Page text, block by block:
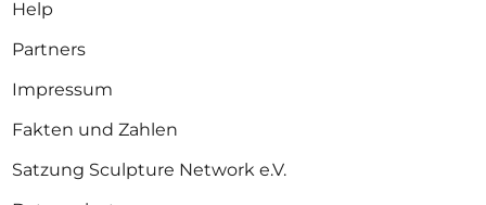
Help
Partners
Impressum
Fakten und Zahlen
Satzung Sculpture Network e.V.